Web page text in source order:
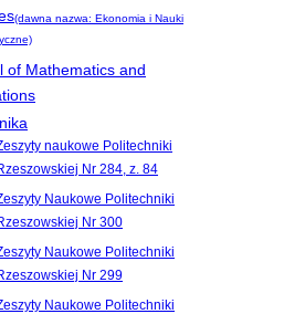
(dawna nazwa: Ekonomia i Nauki
of Mathematics and
naukowe Politechniki
Nr 284, z. 84
Naukowe Politechniki
Nr 300
Naukowe Politechniki
Nr 299
Naukowe Politechniki